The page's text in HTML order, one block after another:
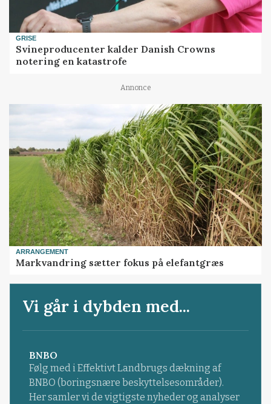
GRISE
Svineproducenter kalder Danish Crowns
notering en katastrofe
Annonce
ARRANGEMENT
Markvandring sætter fokus på elefantgræs
Vi går i dybden med...
BNBO
Følg med i Effektivt Landbrugs dækning af
BNBO (boringsnære beskyttelsesområder).
Her samler vi de vigtigste nyheder og analyser